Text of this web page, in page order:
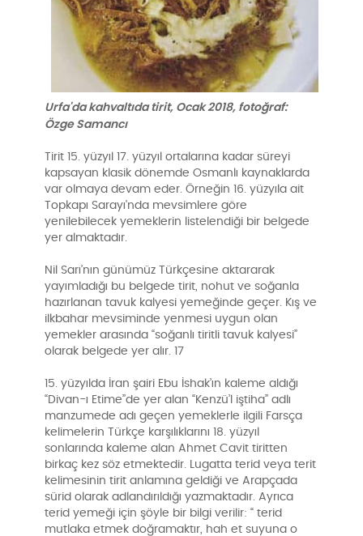
Urfa'da kahvaltıda tirit, Ocak 2018, fotoğraf:
Özge Samancı
Tirit 15. yüzyıl 17. yüzyıl ortalarına kadar süreyi
kapsayan klasik dönemde Osmanlı kaynaklarda
var olmaya devam eder. Örneğin 16. yüzyıla ait
Topkapı Sarayı'nda mevsimlere göre
yenilebilecek yemeklerin listelendiği bir belgede
yer almaktadır.
Nil Sarı’nın günümüz Türkçesine aktararak
yayımladığı bu belgede tirit, nohut ve soğanla
hazırlanan tavuk kalyesi yemeğinde geçer. Kış ve
ilkbahar mevsiminde yenmesi uygun olan
yemekler arasında “soğanlı tiritli tavuk kalyesi”
olarak belgede yer alır. 17
15. yüzyılda İran şairi Ebu İshak’ın kaleme aldığı
“Divan-ı Etime”de yer alan “Kenzü’l iştiha” adlı
manzumede adı geçen yemeklerle ilgili Farsça
kelimelerin Türkçe karşılıklarını 18. yüzyıl
sonlarında kaleme alan Ahmet Cavit tiritten
birkaç kez söz etmektedir. Lugatta terid veya terit
kelimesinin tirit anlamına geldiği ve Arapçada
sürid olarak adlandırıldığı yazmaktadır. Ayrıca
terid yemeği için şöyle bir bilgi verilir: “ terid
mutlaka etmek doğramaktır, hah et suyuna o